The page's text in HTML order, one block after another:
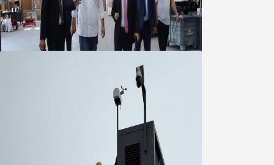
Toplantısı gerçekleştirildi
05 Ağustos 2026